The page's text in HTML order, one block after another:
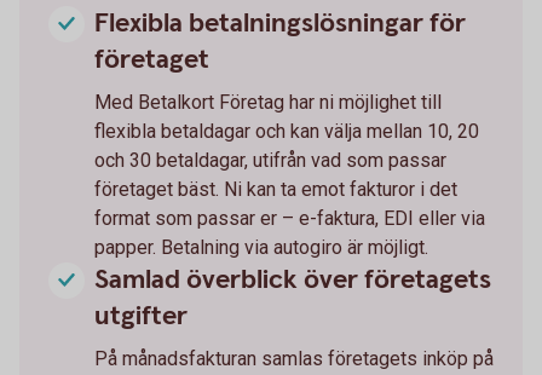
Flexibla betalningslösningar för
företaget
Med Betalkort Företag har ni möjlighet till
flexibla betaldagar och kan välja mellan 10, 20
och 30 betaldagar, utifrån vad som passar
företaget bäst. Ni kan ta emot fakturor i det
format som passar er – e-faktura, EDI eller via
papper. Betalning via autogiro är möjligt.
Samlad överblick över företagets
utgifter
På månadsfakturan samlas företagets inköp på